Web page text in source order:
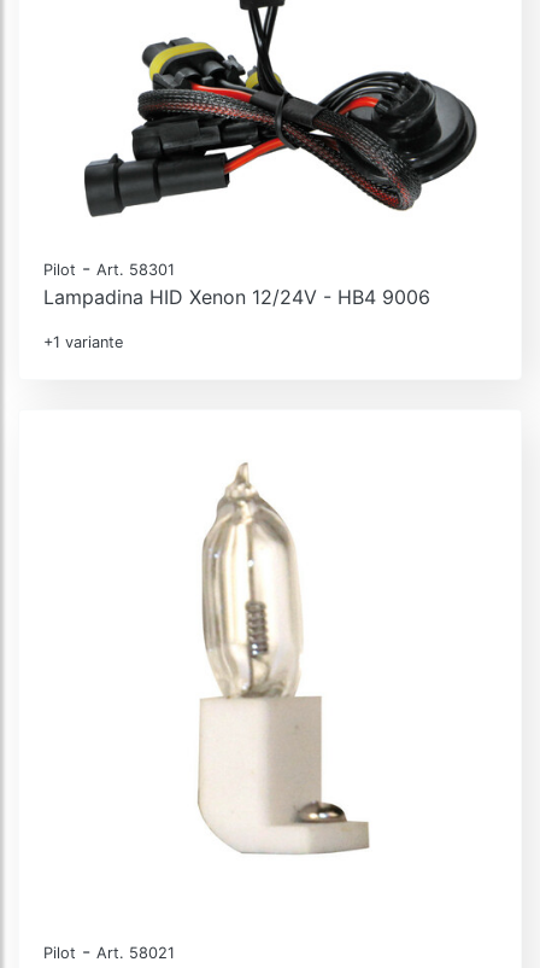
Pilot - Art. 58301
Lampadina HID Xenon 12/24V - HB4 9006
+1 variante
Pilot - Art. 58021